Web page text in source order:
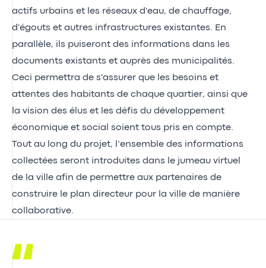
actifs urbains et les réseaux d'eau, de chauffage,
d'égouts et autres infrastructures existantes. En
parallèle, ils puiseront des informations dans les
documents existants et auprès des municipalités.
Ceci permettra de s'assurer que les besoins et
attentes des habitants de chaque quartier, ainsi que
la vision des élus et les défis du développement
économique et social soient tous pris en compte.
Tout au long du projet, l’ensemble des informations
collectées seront introduites dans le jumeau virtuel
de la ville afin de permettre aux partenaires de
construire le plan directeur pour la ville de manière
collaborative.